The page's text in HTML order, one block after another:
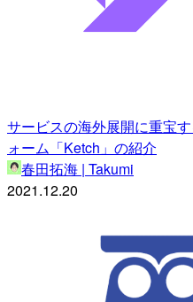
サービスの海外展開に重宝
ォーム「Ketch」の紹介
春田拓海 | Takumi
2021.12.20